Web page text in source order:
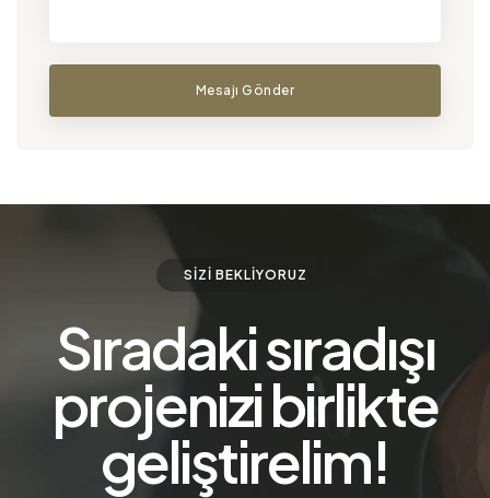
Mesajı Gönder
SIZI BEKLIYORUZ
Sıradaki sıradışı
projenizi birlikte
geliştirelim!